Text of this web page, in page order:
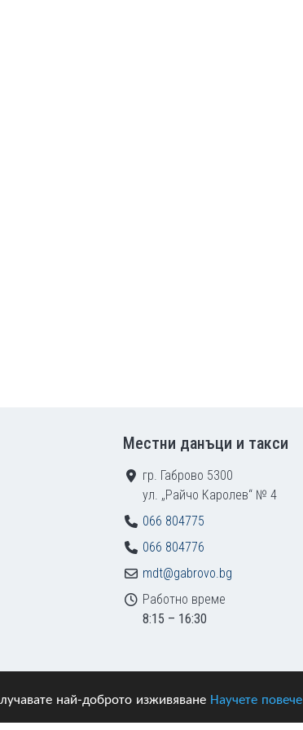
най-доброто изживяване Научете повече
Местни данъци и такси
гр. Габрово 5300
ул. „Райчо Каролев“ № 4
066 804775
066 804776
mdt@gabrovo.bg
Работно време
8:15 – 16:30